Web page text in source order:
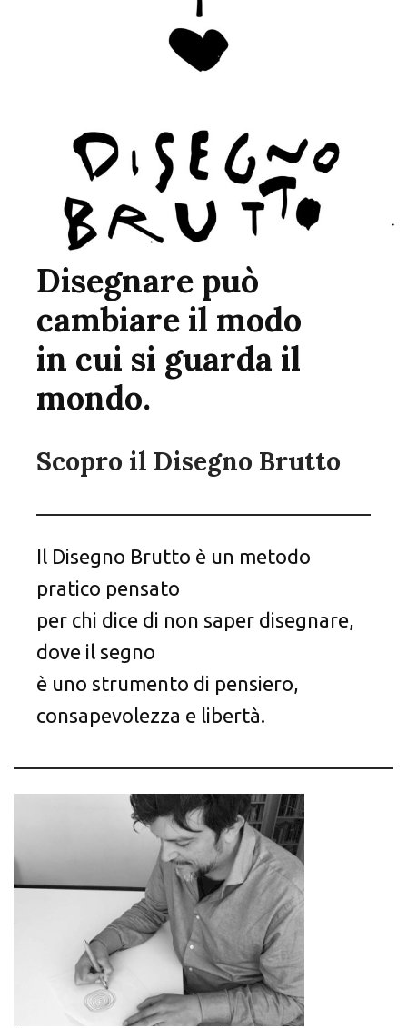
Disegnare può
cambiare il modo
in cui si guarda il
mondo.
Scopro il Disegno Brutto
Il Disegno Brutto è un metodo
pratico pensato
per chi dice di non saper disegnare,
dove il segno
è uno strumento di pensiero,
consapevolezza e libertà.